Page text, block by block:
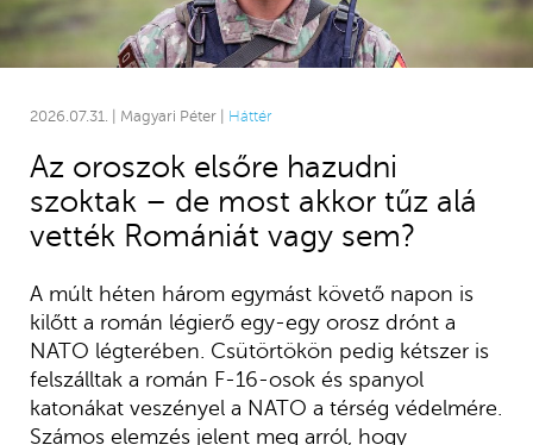
2026.07.31. | Magyari Péter | Háttér
Az oroszok elsőre hazudni
szoktak – de most akkor tűz alá
vették Romániát vagy sem?
A múlt héten három egymást követő napon is
kilőtt a román légierő egy-egy orosz drónt a
NATO légterében. Csütörtökön pedig kétszer is
felszálltak a román F-16-osok és spanyol
katonákat veszényel a NATO a térség védelmére.
Számos elemzés jelent meg arról, hogy